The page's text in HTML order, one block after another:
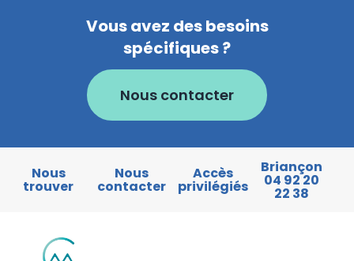
Vous avez des besoins
spécifiques ?
Nous contacter
Nous
trouver
Nous
contacter
Accès
privilégiés
Briançon
04 92 20
22 38